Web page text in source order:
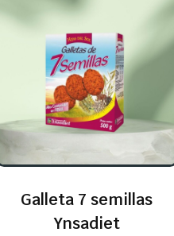
Galleta 7 semillas
Ynsadiet